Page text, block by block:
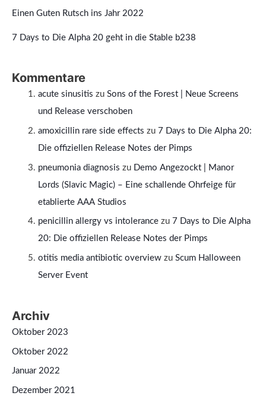
Einen Guten Rutsch ins Jahr 2022
7 Days to Die Alpha 20 geht in die Stable b238
Kommentare
acute sinusitis zu Sons of the Forest | Neue Screens
und Release verschoben
amoxicillin rare side effects zu 7 Days to Die Alpha 20:
Die offiziellen Release Notes der Pimps
pneumonia diagnosis zu
Demo Angezockt | Manor
Lords (Slavic Magic) – Eine schallende Ohrfeige für
etablierte AAA Studios
penicillin allergy vs intolerancezu 7 Days to Die Alpha
20: Die offiziellen Release Notes der Pimps
otitis media antibiotic overviewzu Scum Halloween
Server Event
Archiv
Oktober 2023
Oktober 2022
Januar 2022
Dezember 2021